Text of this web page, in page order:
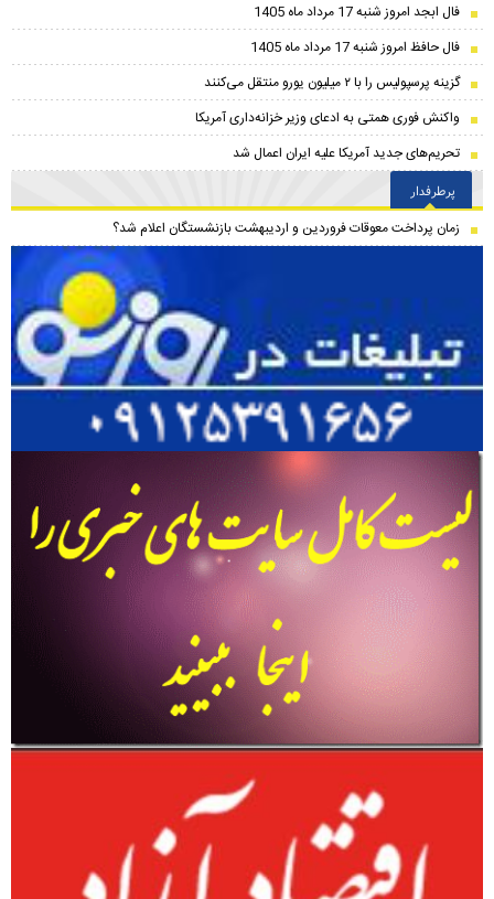
فال ابجد امروز شنبه 17 مرداد ماه 1405
فال حافظ امروز شنبه 17 مرداد ماه 1405
گزینه پرسپولیس را با ۲ میلیون یورو منتقل می‌کنند
واکنش فوری همتی به ادعای وزیر خزانه‌داری آمریکا
تحریم‌های جدید آمریکا علیه ایران اعمال شد
پرطرفدار
زمان پرداخت معوقات فروردین و اردیبهشت بازنشستگان اعلام شد؟